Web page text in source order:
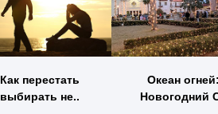
Как перестать
выбирать не..
Океан
Новогодний